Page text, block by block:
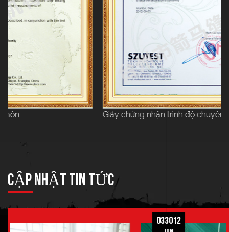
Giấy chứng nhận trình độ chuyên môn
CẬP NHẬT TIN TỨC
033012